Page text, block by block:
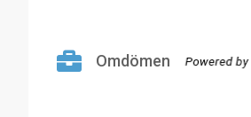
Omdömen